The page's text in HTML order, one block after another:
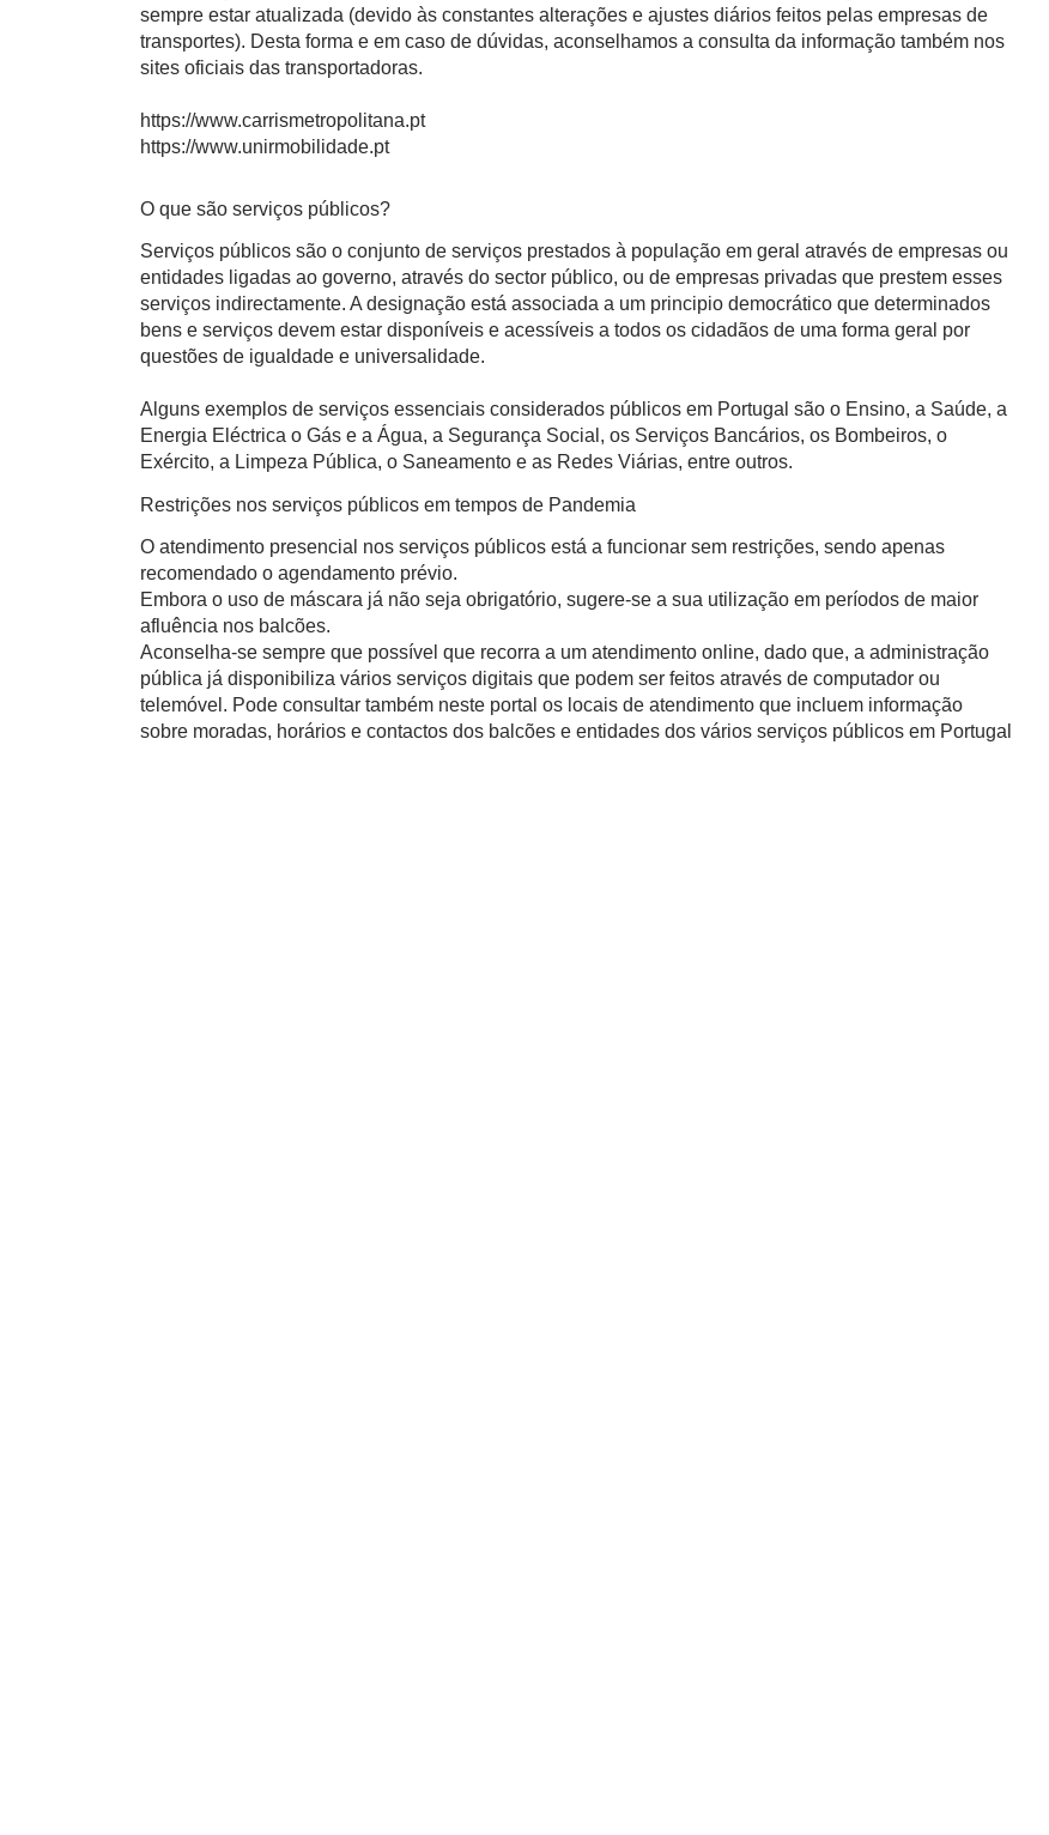
sempre estar atualizada (devido às constantes alterações e ajustes diários feitos pelas empresas de
transportes). Desta forma e em caso de dúvidas, aconselhamos a consulta da informação também nos
sites oficiais das transportadoras.
https://www.carrismetropolitana.pt
https://www.unirmobilidade.pt
O que são serviços públicos?
Serviços públicos são o conjunto de serviços prestados à população em geral através de empresas ou
entidades ligadas ao governo, através do sector público, ou de empresas privadas que prestem esses
serviços indirectamente. A designação está associada a um principio democrático que determinados
bens e serviços devem estar disponíveis e acessíveis a todos os cidadãos de uma forma geral por
questões de igualdade e universalidade.
Alguns exemplos de serviços essenciais considerados públicos em Portugal são o Ensino, a Saúde, a
Energia Eléctrica o Gás e a Água, a Segurança Social, os Serviços Bancários, os Bombeiros, o
Exército, a Limpeza Pública, o Saneamento e as Redes Viárias, entre outros.
Restrições nos serviços públicos em tempos de Pandemia
O atendimento presencial nos serviços públicos está a funcionar sem restrições, sendo apenas
recomendado o agendamento prévio.
Embora o uso de máscara já não seja obrigatório, sugere-se a sua utilização em períodos de maior
afluência nos balcões.
Aconselha-se sempre que possível que recorra a um atendimento online, dado que, a administração
pública já disponibiliza vários serviços digitais que podem ser feitos através de computador ou
telemóvel. Pode consultar também neste portal os locais de atendimento que incluem informação
sobre moradas, horários e contactos dos balcões e entidades dos vários serviços públicos em Portugal